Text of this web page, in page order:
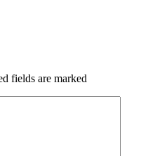
fields are marked